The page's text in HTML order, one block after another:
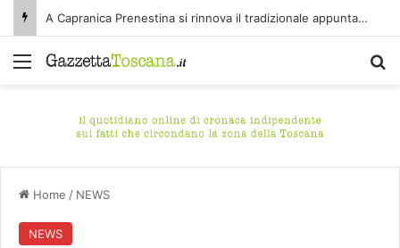
A Capranica Prenestina si rinnova il tradizionale appuntamento con il Concerto di Ferragosto presso il Tempio della Maddalena.
Menu
Home / NEWS
NEWS